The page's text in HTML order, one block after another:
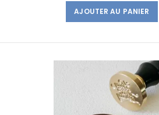
AJOUTER AU PANIER